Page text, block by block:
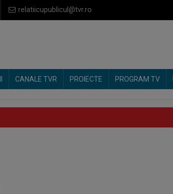
relatiicupublicul@tvr.ro
CANALE TVR PROIECTE PROGRAM TV